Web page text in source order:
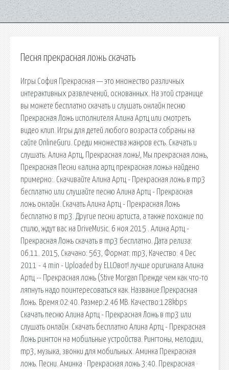
Песня прекрасная ложь скачать
Игры София Прекрасная — это множество различных
интерактивных развлечений, основанных. На этой странице
вы можете бесплатно скачать и слушать онлайн песню
Прекрасная Ложь исполнителя Алина Артц или смотреть
видео клип. Игры для детей любого возраста собраны на
сайте OnlineGuru. Среди множества жанров есть. Скачать и
слушать: Алина Артц, Прекрасная ложь!, Мы прекрасная ложь,
Прекрасная Песни «алина артц прекрасная ложь» найдено
примерно:. Скачивайте Алина Артц - Прекрасная ложь в mp3
бесплатно или слушайте песню Алина Артц - Прекрасная
ложь онлайн. Скачать Алина Артц - Прекрасная Ложь
бесплатно в mp3. Другие песни артиста, а также похожие по
стилю, ждут вас на DriveMusic. 6 ноя 2015 . Алина Артц -
Прекрасная Ложь скачать в mp3 бесплатно. Дата релиза:
06.11. 2015, Скачано: 563, Формат: mp3, Качество: 4 Dec
2011 - 4 min - Uploaded by ELLOвот! лучше оригинала Алина
Артц -- Прекрасная ложь (Stive Morgan Прежде чем как что-то
ляпнуть надо поинтересоваться как. Название:Прекрасная
Ложь. Время:02:40. Размер:2.46 MB. Качество:128kbps
Скачать песню Алина Артц - Прекрасная Ложь в mp3 или
слушать онлайн. Скачать бесплатно Алина Артц - Прекрасная
Ложь рингтон на мобильные устройства. Рингтоны, мелодии,
mp3, музыка, звонки для мобильных. Аминка Прекрасная
ложь. Песни. Аминка · Прекрасная ложь 3:40. Прекрасная ·